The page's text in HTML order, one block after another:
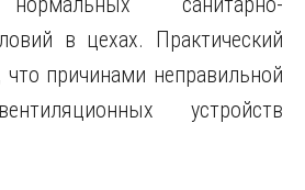
в цехах. Практический
причинами неправильной
устройств